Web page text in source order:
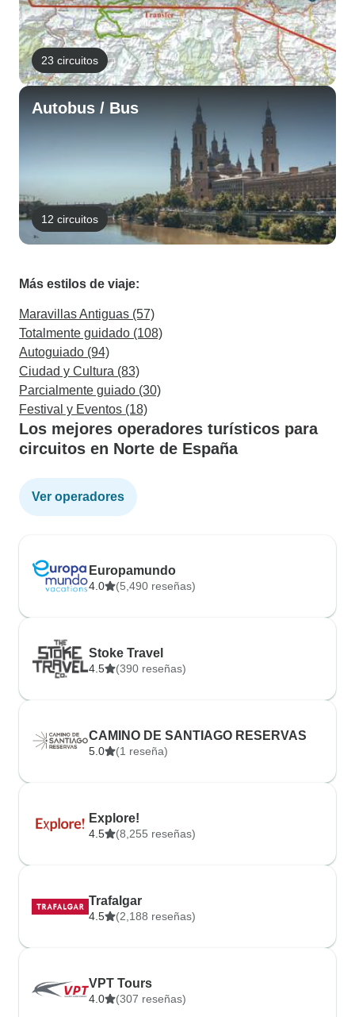
23 circuitos
Autobus / Bus
12 circuitos
Más estilos de viaje:
Maravillas Antiguas (57)
Totalmente guidado (108)
Autoguiado (94)
Ciudad y Cultura (83)
Parcialmente guiado (30)
Festival y Eventos (18)
Los mejores operadores turísticos para
circuitos en Norte de España
Ver operadores
Europamundo
4.0 (5,490 reseñas)
Stoke Travel
4.5 (390 reseñas)
CAMINO DE SANTIAGO RESERVAS
5.0 (1 reseña)
Explore!
4.5 (8,255 reseñas)
Trafalgar
4.5 (2,188 reseñas)
VPT Tours
4.0 (307 reseñas)